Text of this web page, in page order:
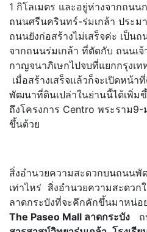
1 กิโลเมตร และอยู่ห่างจากถน
ถนนศรีนครินทร์-ร่มเกล้า ประม
ถนนยังก่อสร้างไม่เสร็จค่ะ เป็น
จากถนนร่มเกล้า ที่ตัดกับ ถนนเ
กาญจนาภิเษกไปจบที่แยกกรุงเ
เมื่อสร้างเสร็จแล้วก็จะเปิดหน้
พัฒนาที่ดินเปล่าในย่านนี้ได้เพิ่ม
ถึงโครงการ Centro พระราม9-
ขึ้นด้วย
สิ่งอำนวยความสะดวกบนถนน
เท่าไหร่ สิ่งอำนวยความสะดวก
ลาดกระบังที่จะคึกคักขึ้นมาหน่อ
The Paseo Mall ลาดกระบัง ถ